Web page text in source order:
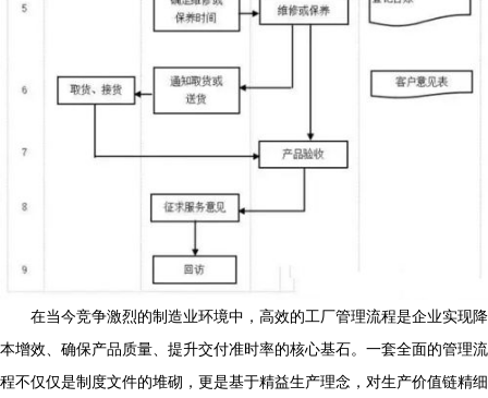
在当今竞争激烈的制造业环境中，高效的工厂管理流程是企业实现降
本增效、确保产品质量、提升交付准时率的核心基石。一套全面的管理流
程不仅仅是制度文件的堆砌，更是基于精益生产理念，对生产价值链精细